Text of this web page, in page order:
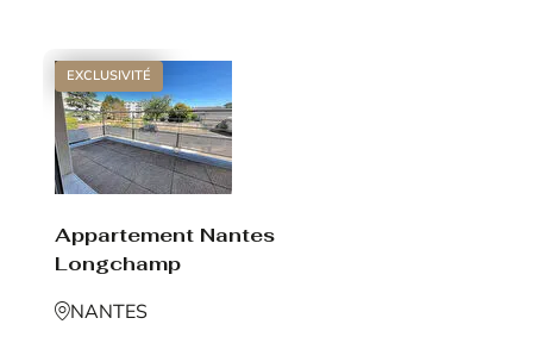
EXCLUSIVITÉ
Appartement Nantes
Longchamp
NANTES